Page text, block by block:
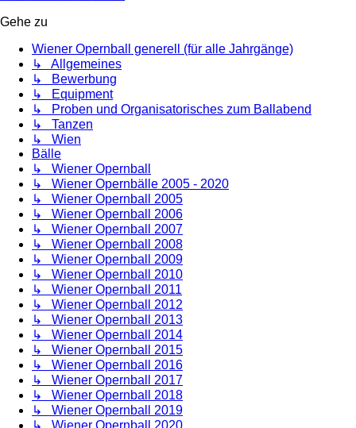
Gehe zu
Wiener Opernball generell (für alle Jahrgänge)
↳ Allgemeines
↳ Bewerbung
↳ Equipment
↳ Proben und Organisatorisches zum Ballabend
↳ Tanzen
↳ Wien
Bälle
↳ Wiener Opernball
↳ Wiener Opernbälle 2005 - 2020
↳ Wiener Opernball 2005
↳ Wiener Opernball 2006
↳ Wiener Opernball 2007
↳ Wiener Opernball 2008
↳ Wiener Opernball 2009
↳ Wiener Opernball 2010
↳ Wiener Opernball 2011
↳ Wiener Opernball 2012
↳ Wiener Opernball 2013
↳ Wiener Opernball 2014
↳ Wiener Opernball 2015
↳ Wiener Opernball 2016
↳ Wiener Opernball 2017
↳ Wiener Opernball 2018
↳ Wiener Opernball 2019